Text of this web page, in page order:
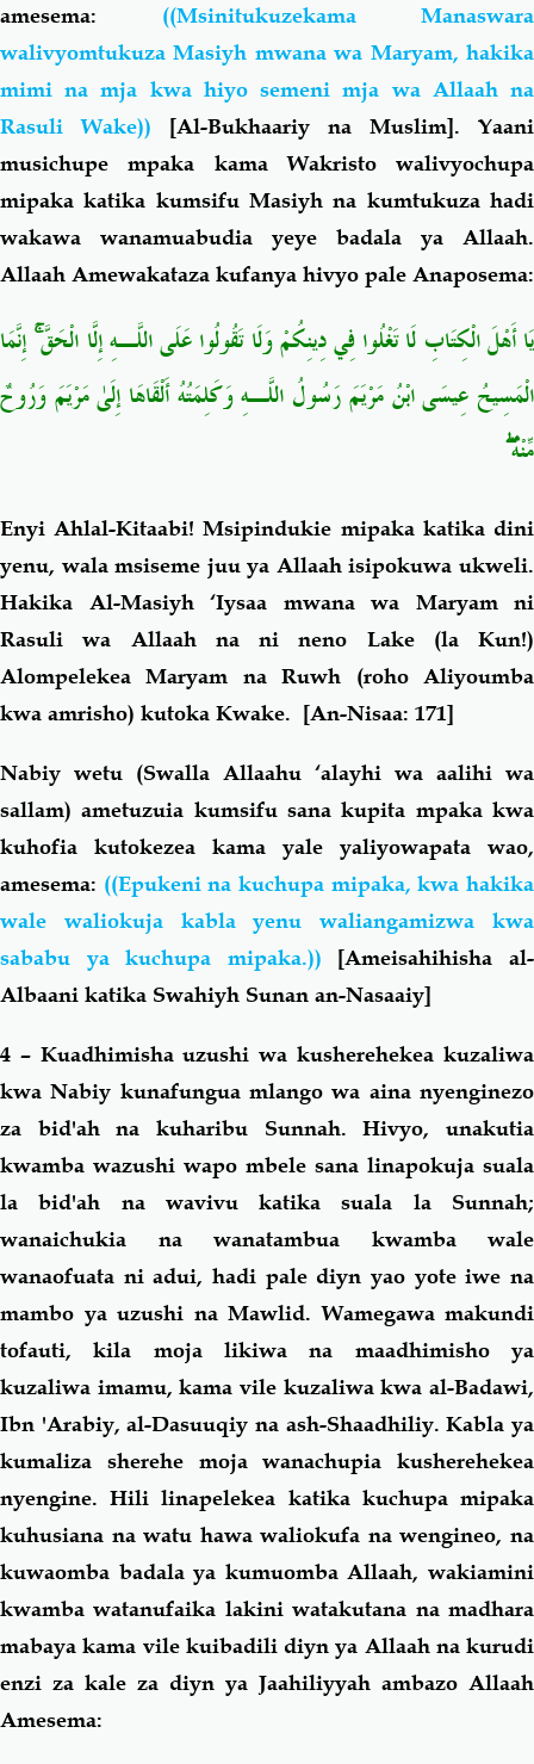
amesema: ((Msinitukuzekama Manaswara
walivyomtukuza Masiyh mwana wa Maryam, hakika
mimi na mja kwa hiyo semeni mja wa Allaah na
Rasuli Wake)) [Al-Bukhaariy na Muslim]. Yaani
musichupe mpaka kama Wakristo walivyochupa
mipaka katika kumsifu Masiyh na kumtukuza hadi
wakawa wanamuabudia yeye badala ya Allaah.
Allaah Amewakataza kufanya hivyo pale Anaposema:
يَا أَهْلَ الْكِتَابِ لَا تَغْلُوا فِي دِينِكُمْ وَلَا تَقُولُوا عَلَى اللَّـهِ إِلَّا الْحَقَّۚإِنَّمَا
الْمَسِيحُ عِيسَى ابْنُ مَرْيَمَ رَسُولُ اللَّـهِ وَكَلِمَتُهُ أَلْقَاهَا إِلَىٰ مَرْيَمَ وَرُوحٌ
مِّنْهُۖ
Enyi Ahlal-Kitaabi! Msipindukie mipaka katika dini
yenu, wala msiseme juu ya Allaah isipokuwa ukweli.
Hakika Al-Masiyh ‘Iysaa mwana wa Maryam ni
Rasuli wa Allaah na ni neno Lake (la Kun!)
Alompelekea Maryam na Ruwh (roho Aliyoumba
kwa amrisho) kutoka Kwake. [An-Nisaa: 171]
Nabiy wetu (Swalla Allaahu ‘alayhi wa aalihi wa
sallam) ametuzuia kumsifu sana kupita mpaka kwa
kuhofia kutokezea kama yale yaliyowapata wao,
amesema: ((Epukeni na kuchupa mipaka, kwa hakika
wale waliokuja kabla yenu waliangamizwa kwa
sababu ya kuchupa mipaka.)) [Ameisahihisha al-
Albaani katika Swahiyh Sunan an-Nasaaiy]
4 – Kuadhimisha uzushi wa kusherehekea kuzaliwa
kwa Nabiy kunafungua mlango wa aina nyenginezo
za bid'ah na kuharibu Sunnah. Hivyo, unakutia
kwamba wazushi wapo mbele sana linapokuja suala
la bid'ah na wavivu katika suala la Sunnah;
wanaichukia na wanatambua kwamba wale
wanaofuata ni adui, hadi pale diyn yao yote iwe na
mambo ya uzushi na Mawlid. Wamegawa makundi
tofauti, kila moja likiwa na maadhimisho ya
kuzaliwa imamu, kama vile kuzaliwa kwa al-Badawi,
Ibn 'Arabiy, al-Dasuuqiy na ash-Shaadhiliy. Kabla ya
kumaliza sherehe moja wanachupia kusherehekea
nyengine. Hili linapelekea katika kuchupa mipaka
kuhusiana na watu hawa waliokufa na wengineo, na
kuwaomba badala ya kumuomba Allaah, wakiamini
kwamba watanufaika lakini watakutana na madhara
mabaya kama vile kuibadili diyn ya Allaah na kurudi
enzi za kale za diyn ya Jaahiliyyah ambazo Allaah
Amesema: